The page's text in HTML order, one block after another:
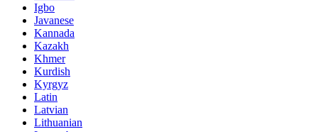
Igbo
Javanese
Kannada
Kazakh
Khmer
Kurdish
Kyrgyz
Latin
Latvian
Lithuanian